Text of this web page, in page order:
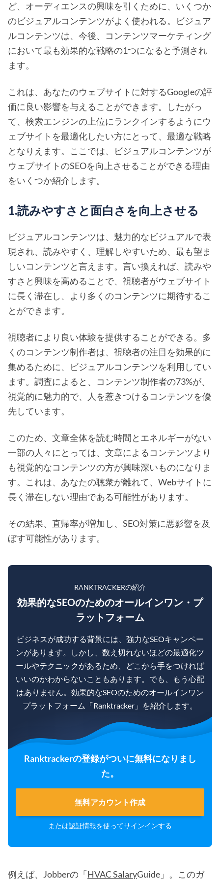
ど、オーディエンスの興味を引くために、いくつか
のビジュアルコンテンツがよく使われる。ビジュア
ルコンテンツは、今後、コンテンツマーケティング
において最も効果的な戦略の1つになると予測され
ます。
これは、あなたのウェブサイトに対するGoogleの評
価に良い影響を与えることができます。したがっ
て、検索エンジンの上位にランクインするようにウ
ェブサイトを最適化したい方にとって、最適な戦略
となりえます。ここでは、ビジュアルコンテンツが
ウェブサイトのSEOを向上させることができる理由
をいくつか紹介します。
1.読みやすさと面白さを向上させる
ビジュアルコンテンツは、魅力的なビジュアルで表
現され、読みやすく、理解しやすいため、最も望ま
しいコンテンツと言えます。言い換えれば、読みや
すさと興味を高めることで、視聴者がウェブサイト
に長く滞在し、より多くのコンテンツに期待するこ
とができます。
視聴者により良い体験を提供することができる。多
くのコンテンツ制作者は、視聴者の注目を効果的に
集めるために、ビジュアルコンテンツを利用してい
ます。調査によると、コンテンツ制作者の73%が、
視覚的に魅力的で、人を惹きつけるコンテンツを優
先しています。
このため、文章全体を読む時間とエネルギーがない
一部の人々にとっては、文章によるコンテンツより
も視覚的なコンテンツの方が興味深いものになりま
す。これは、あなたの聴衆が離れて、Webサイトに
長く滞在しない理由である可能性があります。
その結果、直帰率が増加し、SEO対策に悪影響を及
ぼす可能性があります。
RANKTRACKERの紹介
効果的なSEOのためのオールインワン・プ
ラットフォーム
ビジネスが成功する背景には、強力なSEOキャンペー
ンがあります。しかし、数え切れないほどの最適化ツ
ールやテクニックがあるため、どこから手をつければ
いいのかわからないこともあります。でも、もう心配
はありません。効果的なSEOのためのオールインワン
プラットフォーム「Ranktracker」を紹介します。
Ranktrackerの登録がついに無料になりまし
た。
無料アカウント作成
または認証情報を使ってサインインする
例えば、Jobberの「HVAC SalaryGuide」。このガ